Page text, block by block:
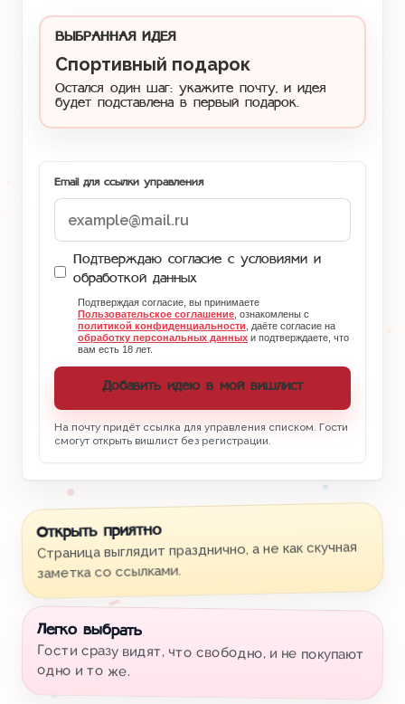
ВЫБРАННАЯ ИДЕЯ
Спортивный подарок
Остался один шаг: укажите почту, и идея
будет подставлена в первый подарок.
Email для ссылки управления
Подтверждаю согласие с условиями и
обработкой данных
Подтверждая согласие, вы принимаете
Пользовательское соглашение , ознакомлены с
политикой конфиденциальности , даёте согласие на
обработку персональных данных и подтверждаете, что
вам есть 18 лет.
Добавить идею в мой вишлист
На почту придёт ссылка для управления списком. Гости
смогут открыть вишлист без регистрации.
Открыть приятно
Страница выглядит празднично, а не как скучная
заметка со ссылками.
Легко выбрать
Гости сразу видят, что свободно, и не покупают
одно и то же.